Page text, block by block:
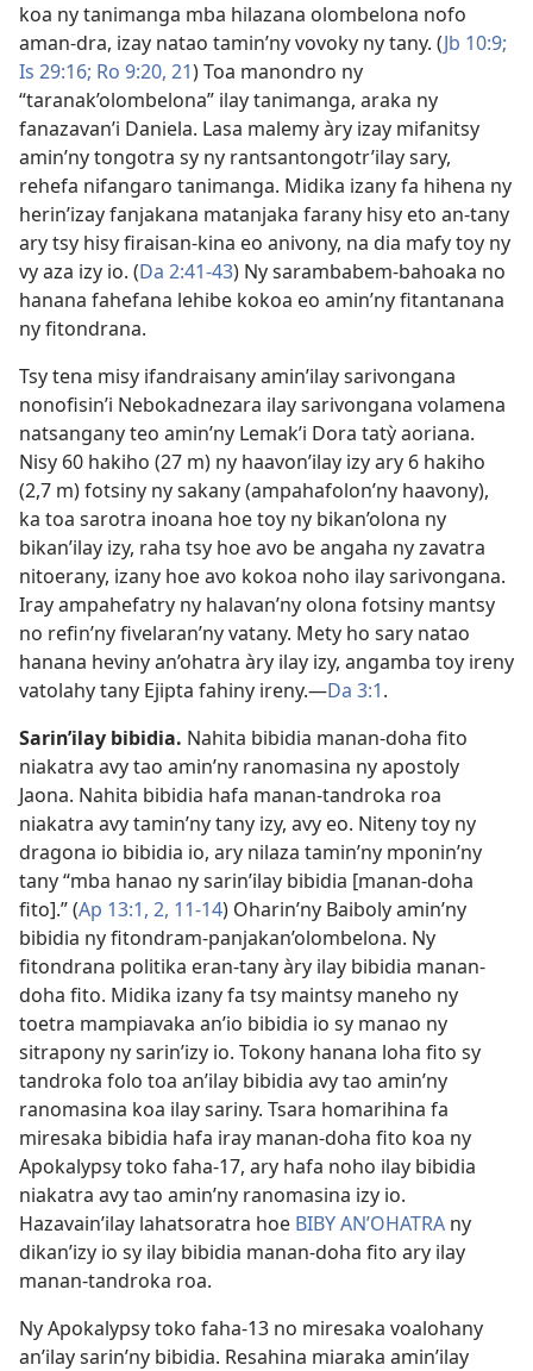
koa ny tanimanga mba hilazana olombelona nofo
aman-dra, izay natao tamin’ny vovoky ny tany. (Jb 10:9;
Is 29:16; Ro 9:20, 21) Toa manondro ny
“taranak’olombelona” ilay tanimanga, araka ny
fanazavan’i Daniela. Lasa malemy àry izay mifanitsy
amin’ny tongotra sy ny rantsantongotr’ilay sary,
rehefa nifangaro tanimanga. Midika izany fa hihena ny
herin’izay fanjakana matanjaka farany hisy eto an-tany
ary tsy hisy firaisan-kina eo anivony, na dia mafy toy ny
vy aza izy io. (Da 2:41-43) Ny sarambabem-bahoaka no
hanana fahefana lehibe kokoa eo amin’ny fitantanana
ny fitondrana.
Tsy tena misy ifandraisany amin’ilay sarivongana
nonofisin’i Nebokadnezara ilay sarivongana volamena
natsangany teo amin’ny Lemak’i Dora tatỳ aoriana.
Nisy 60 hakiho (27 m) ny haavon’ilay izy ary 6 hakiho
(2,7 m) fotsiny ny sakany (ampahafolon’ny haavony),
ka toa sarotra inoana hoe toy ny bikan’olona ny
bikan’ilay izy, raha tsy hoe avo be angaha ny zavatra
nitoerany, izany hoe avo kokoa noho ilay sarivongana.
Iray ampahefatry ny halavan’ny olona fotsiny mantsy
no refin’ny fivelaran’ny vatany. Mety ho sary natao
hanana heviny an’ohatra àry ilay izy, angamba toy ireny
vatolahy tany Ejipta fahiny ireny.​—Da 3:1.
Sarin’ilay bibidia. Nahita bibidia manan-doha fito
niakatra avy tao amin’ny ranomasina ny apostoly
Jaona. Nahita bibidia hafa manan-tandroka roa
niakatra avy tamin’ny tany izy, avy eo. Niteny toy ny
dragona io bibidia io, ary nilaza tamin’ny mponin’ny
tany “mba hanao ny sarin’ilay bibidia [manan-doha
fito].” (Ap 13:1, 2, 11-14) Oharin’ny Baiboly amin’ny
bibidia ny fitondram-panjakan’olombelona. Ny
fitondrana politika eran-tany àry ilay bibidia manan-
doha fito. Midika izany fa tsy maintsy maneho ny
toetra mampiavaka an’io bibidia io sy manao ny
sitrapony ny sarin’izy io. Tokony hanana loha fito sy
tandroka folo toa an’ilay bibidia avy tao amin’ny
ranomasina koa ilay sariny. Tsara homarihina fa
miresaka bibidia hafa iray manan-doha fito koa ny
Apokalypsy toko faha-17, ary hafa noho ilay bibidia
niakatra avy tao amin’ny ranomasina izy io.
Hazavain’ilay lahatsoratra hoe BIBY AN’OHATRA ny
dikan’izy io sy ilay bibidia manan-doha fito ary ilay
manan-tandroka roa.
Ny Apokalypsy toko faha-13 no miresaka voalohany
an’ilay sarin’ny bibidia. Resahina miaraka amin’ilay